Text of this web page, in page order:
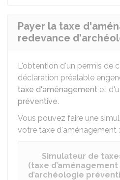
Payer la taxe
redevance
L'obtention d'un permis de
déclaration préalable
taxe d'aménagement et
préventive.
Vous pouvez faire une
votre taxe d'aménagement :
Simulateur de
(taxe
d’archéologie